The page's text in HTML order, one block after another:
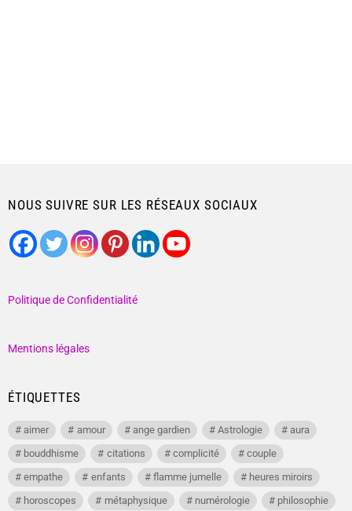
NOUS SUIVRE SUR LES RÉSEAUX SOCIAUX
Politique de Confidentialité
Mentions légales
ÉTIQUETTES
aimer amour ange gardien Astrologie
aura
bouddhisme
citations complicité
couple
empathe
enfants flamme jumelle
heures miroirs
horoscopes
métaphysique numérologie philosophie